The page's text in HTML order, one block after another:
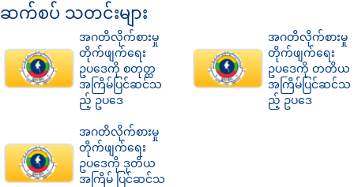
ဆက်စပ် သတင်းများ
အဂတိလိုက်စားမှု
တိုက်ဖျက်ရေး
ဥပဒေကို စတုတ္ထ
အကြိမ်ပြင်ဆင်သ
ည့် ဥပဒေ
အဂတိလိုက်စားမှု
တိုက်ဖျက်ရေး
ဥပဒေကို တတိယ
အကြိမ်ပြင်ဆင်သ
ည့် ဥပဒေ
အဂတိလိုက်စားမှု
တိုက်ဖျက်ရေး
ဥပဒေကို ဒုတိယ
အကြိမ် ပြင်ဆင်သ